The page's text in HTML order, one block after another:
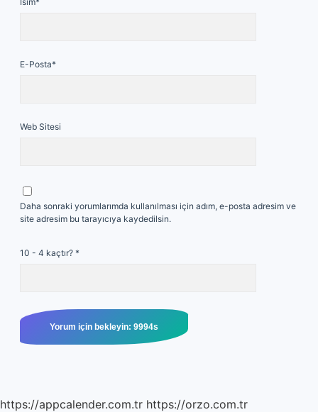
E-Posta*
Web Sitesi
Daha sonraki yorumlarımda kullanılması için adım, e-posta adresim ve
site adresim bu tarayıcıya kaydedilsin.
10 - 4 kaçtır? *
https://appcalender.com.tr https://orzo.com.tr